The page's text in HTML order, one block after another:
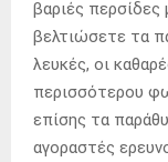
βαριές περσίδες
βελτιώσετε τα
λευκές, οι
περισσότερου
επίσης τα
αγοραστές